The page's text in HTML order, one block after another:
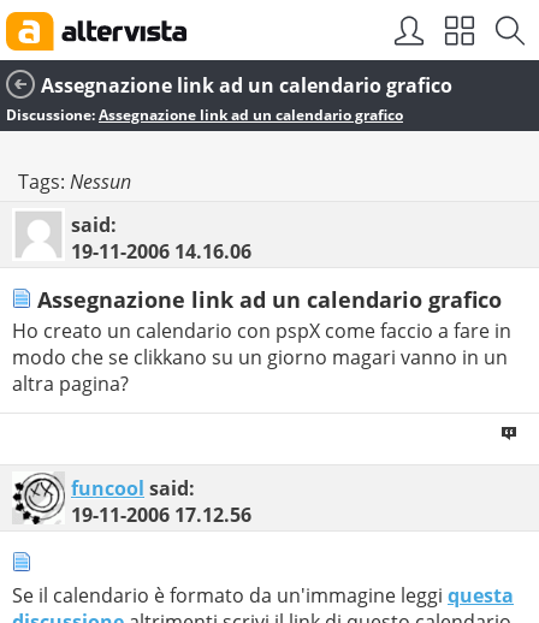
Assegnazione link ad un calendario grafico
Discussione:Assegnazione link ad un calendario grafico
Tags: Nessun
said:
19-11-2006 14.16.06
Assegnazione link ad un calendario grafico
Ho creato un calendario con pspX come faccio a fare in
modo che se clikkano su un giorno magari vanno in un
altra pagina?
funcool said:
19-11-2006 17.12.56
Se il calendario è formato da un'immagine leggi questa